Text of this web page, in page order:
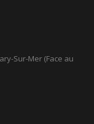
Sur-Mer (Face au